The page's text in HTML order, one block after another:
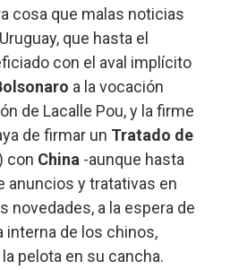
cosa que malas noticias
que hasta el
con el aval implícito
a la vocación
de Lacalle Pou, y la firme
de firmar un Tratado de
con China -aunque hasta
anuncios y tratativas en
novedades, a la espera de
interna de los chinos,
pelota en su cancha.